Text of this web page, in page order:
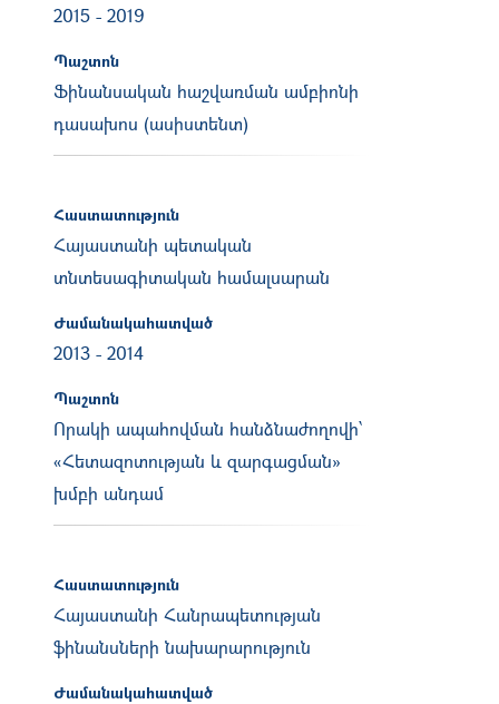
2015 - 2019
Պաշտոն
Ֆինանսական հաշվառման ամբիոնի
դասախոս (ասիստենտ)
Հաստատություն
Հայաստանի պետական
տնտեսագիտական համալսարան
Ժամանակահատված
2013 - 2014
Պաշտոն
Որակի ապահովման հանձնաժողովի՝
«Հետազոտության և զարգացման»
խմբի անդամ
Հաստատություն
Հայաստանի Հանրապետության
ֆինանսների նախարարություն
Ժամանակահատված